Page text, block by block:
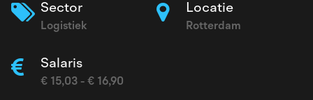
Sector
Logistiek
Locatie
Rotterdam
Salaris
€ 15,03 - € 16,90